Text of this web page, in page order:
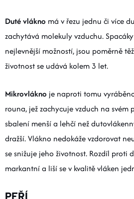
Duté vlákno má v řezu jednu či více
zachytává molekuly vzduchu.
nejlevnější možností, jsou poměrně
životnost se udává kolem 3 let.
Mikrovlákno je naproti tomu
rouna, jež zachycuje vzduch na svém
sbalení menší a lehčí než
dražší. Vlákno nedokáže vzdorovat
se snižuje jeho životnost. Rozdíl proti
markantní a liší se v kvalitě vláken
PEŘÍ